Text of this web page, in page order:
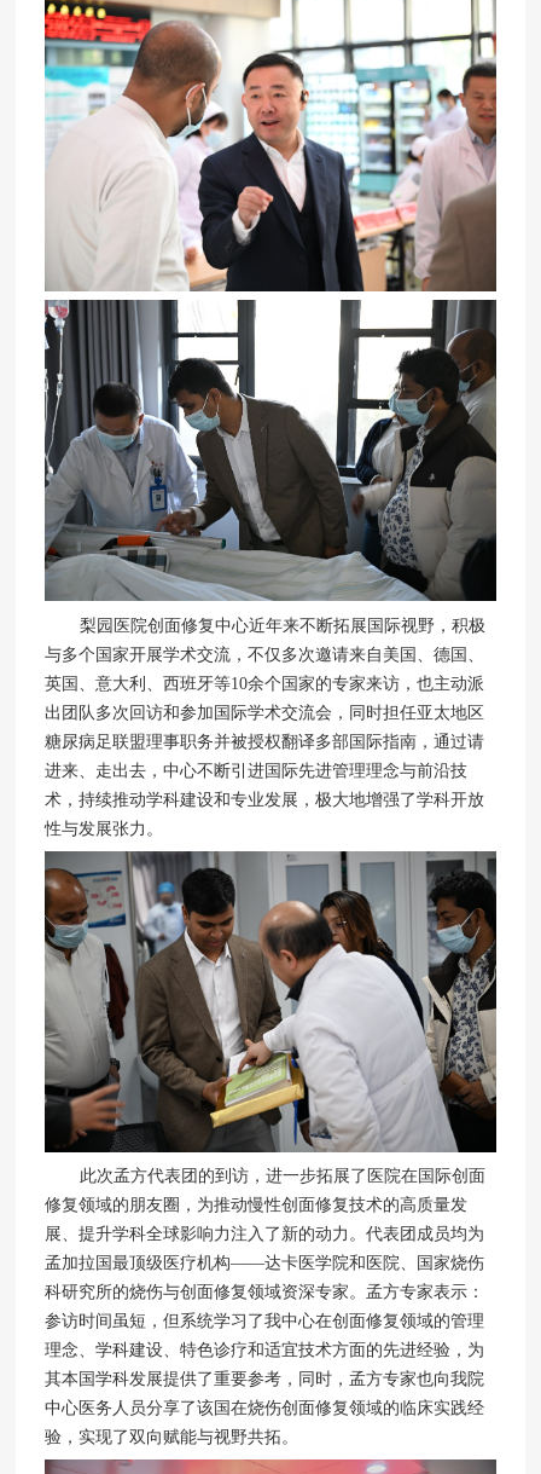
梨园医院创面修复中心近年来不断拓展国际视野，积极
与多个国家开展学术交流，不仅多次邀请来自美国、德国、
英国、意大利、西班牙等10余个国家的专家来访，也主动派
出团队多次回访和参加国际学术交流会，同时担任亚太地区
糖尿病足联盟理事职务并被授权翻译多部国际指南，通过请
进来、走出去，中心不断引进国际先进管理理念与前沿技
术，持续推动学科建设和专业发展，极大地增强了学科开放
性与发展张力。
此次孟方代表团的到访，进一步拓展了医院在国际创面
修复领域的朋友圈，为推动慢性创面修复技术的高质量发
展、提升学科全球影响力注入了新的动力。代表团成员均为
孟加拉国最顶级医疗机构——达卡医学院和医院、国家烧伤
科研究所的烧伤与创面修复领域资深专家。孟方专家表示：
参访时间虽短，但系统学习了我中心在创面修复领域的管理
理念、学科建设、特色诊疗和适宜技术方面的先进经验，为
其本国学科发展提供了重要参考，同时，孟方专家也向我院
中心医务人员分享了该国在烧伤创面修复领域的临床实践经
验，实现了双向赋能与视野共拓。